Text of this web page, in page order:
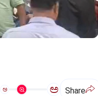
ಅ ಅ Share